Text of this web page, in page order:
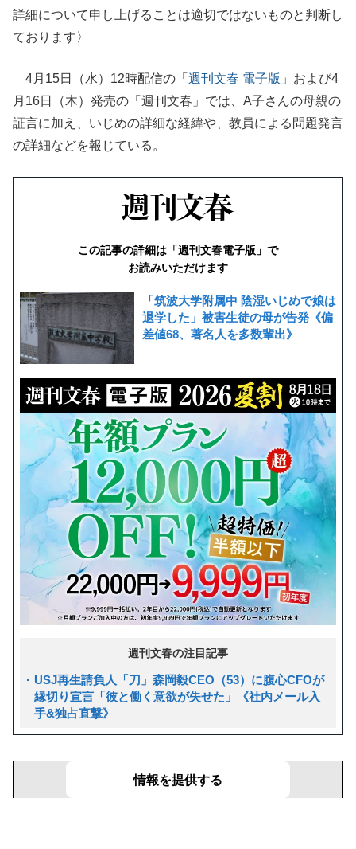
詳細について申し上げることは適切ではないものと判断し
ております〉
4月15日（水）12時配信の「 週刊文春 電子版 」および4
月16日（木）発売の「週刊文春」では、A子さんの母親の
証言に加え、いじめの詳細な経緯や、教員による問題発言
の詳細などを報じている。
この記事の詳細は「週刊文春電子版」で
お読みいただけます
「筑波大学附属中 陰湿いじめで娘は
退学した」被害生徒の母が告発《偏
差値68、著名人を多数輩出》
週刊文春の注目記事
USJ再生請負人「刀」森岡毅CEO（53）に腹心CFOが
縁切り宣言「彼と働く意欲が失せた」《社内メール入
手&独占直撃》
あなたの目の前で起きた事件を募集！
情報を提供する